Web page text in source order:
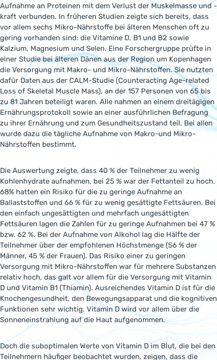
Aufnahme an Proteinen mit dem Verlust der Muskelmasse und -
kraft verbunden. In früheren Studien zeigte sich bereits, dass
vor allem sechs Mikro-Nährstoffe bei älteren Menschen oft zu
gering vorhanden sind: die Vitamine D, B1 und B2 sowie
Kalzium, Magnesium und Selen. Eine Forschergruppe prüfte in
einer Studie bei älteren Dänen aus der Region um Kopenhagen
die Versorgung mit Makro- und Mikro-Nährstoffen. Sie nutzten
dafür Daten aus der CALM-Studie (Counteracting Age-related
Loss of Skeletal Muscle Mass), an der 157 Personen von 65 bis
zu 81 Jahren beteiligt waren. Alle nahmen an einem dreitägigen
Ernährungsprotokoll sowie an einer ausführlichen Befragung
zu ihrer Ernährung und zum Gesundheitszustand teil. Bei allen
wurde dazu die tägliche Aufnahme von Makro-und Mikro-
Nährstoffen bestimmt.
Die Auswertung zeigte, dass 40 % der Teilnehmer zu wenig
Kohlenhydrate aufnahmen, bei 25 % war der Fettanteil zu hoch.
68% hatten ein Risiko für die zu geringe Aufnahme an
Ballaststoffen und 66 % für zu wenig gesättigte Fettsäuren. Bei
den einfach ungesättigten und mehrfach ungesättigten
Fettsäuren lagen die Zahlen für zu geringe Aufnahmen bei 47 %
bzw. 62 %. Bei der Aufnahme von Alkohol lag die Hälfte der
Teilnehmer über der empfohlenen Höchstmenge (56 % der
Männer, 45 % der Frauen). Das Risiko einer zu geringen
Versorgung mit Mikro-Nährstoffen war für mehrere Substanzen
relativ hoch, das galt vor allem für die Versorgung mit Vitamin
D und Vitamin B1 (Thiamin). Ausreichendes Vitamin D ist für die
Knochengesundheit, den Bewegungsapparat und die kognitiven
Funktionen sehr wichtig. Vitamin D wird vor allem über die
Sonneneinstrahlung auf die Haut aufgenommen.
Doch die suboptimalen Werte von Vitamin D im Blut, die bei den
Teilnehmern häufiger beobachtet wurden, zeigen, dass die